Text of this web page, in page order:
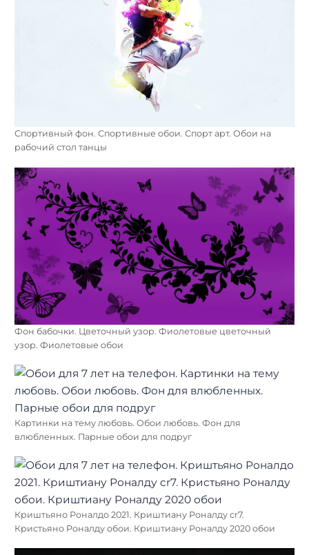
Спортивный фон. Спортивные обои. Спорт арт. Обои на
рабочий стол танцы
Фон бабочки. Цветочный узор. Фиолетовые цветочный
узор. Фиолетовые обои
Картинки на тему любовь. Обои любовь. Фон для
влюбленных. Парные обои для подруг
Криштьяно Роналдо 2021. Криштиану Роналду cr7.
Кристьяно Роналду обои. Криштиану Роналду 2020 обои